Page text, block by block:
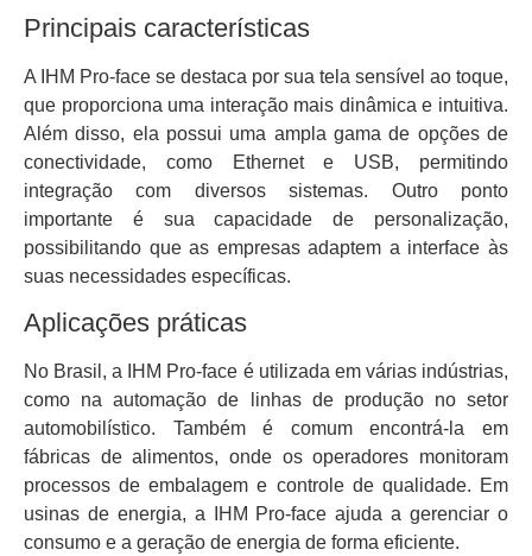
Principais características
A IHM Pro-face se destaca por sua tela sensível ao toque,
que proporciona uma interação mais dinâmica e intuitiva.
Além disso, ela possui uma ampla gama de opções de
conectividade, como Ethernet e USB, permitindo
integração com diversos sistemas. Outro ponto
importante é sua capacidade de personalização,
possibilitando que as empresas adaptem a interface às
suas necessidades específicas.
Aplicações práticas
No Brasil, a IHM Pro-face é utilizada em várias indústrias,
como na automação de linhas de produção no setor
automobilístico. Também é comum encontrá-la em
fábricas de alimentos, onde os operadores monitoram
processos de embalagem e controle de qualidade. Em
usinas de energia, a IHM Pro-face ajuda a gerenciar o
consumo e a geração de energia de forma eficiente.